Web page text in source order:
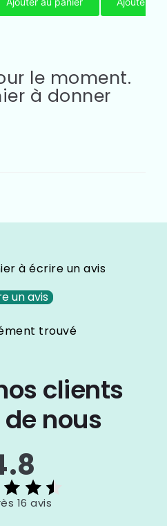
le moment.
à donner
à écrire un avis
un avis
trouvé
clients
nous
16 avis